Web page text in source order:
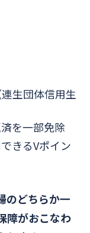
生団体信用生
を一部免除
きるVポイン
のどちらか一
障がおこなわ